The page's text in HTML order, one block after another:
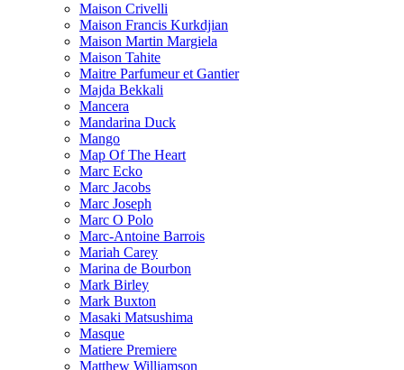
Maison Crivelli
Maison Francis Kurkdjian
Maison Martin Margiela
Maison Tahite
Maitre Parfumeur et Gantier
Majda Bekkali
Mancera
Mandarina Duck
Mango
Map Of The Heart
Marc Ecko
Marc Jacobs
Marc Joseph
Marc O Polo
Marc-Antoine Barrois
Mariah Carey
Marina de Bourbon
Mark Birley
Mark Buxton
Masaki Matsushima
Masque
Matiere Premiere
Matthew Williamson